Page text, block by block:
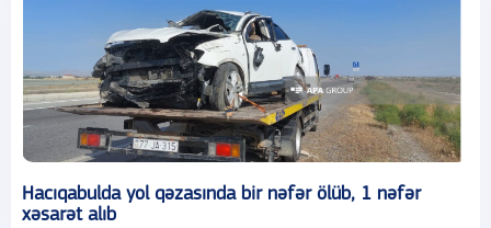
Hacıqabulda yol qəzasında bir nəfər ölüb, 1 nəfər
xəsarət alıb